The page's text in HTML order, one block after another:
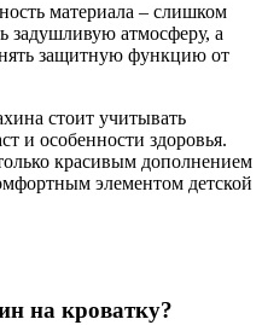
материала – слишком
задушливую атмосферу, а
защитную функцию от
стоит учитывать
и особенности здоровья.
красивым дополнением
элементом детской
на кроватку?